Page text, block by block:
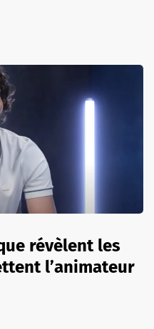
révèlent les
l’animateur